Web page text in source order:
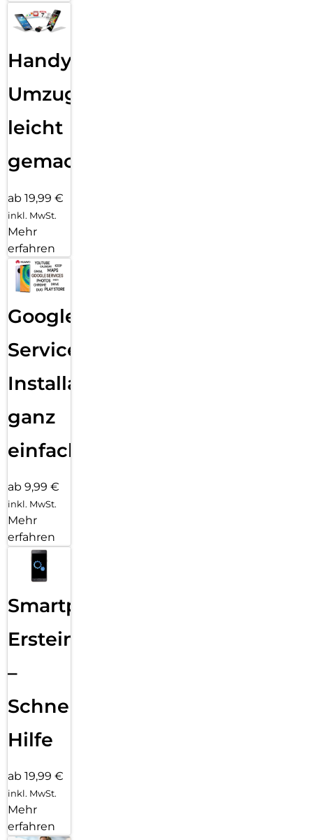
Handy
Umzug
leicht
gemacht!
ab 19,99 €
inkl. MwSt.
Mehr
erfahren
Google
Services
Installation
ganz
einfach
ab 9,99 €
inkl. MwSt.
Mehr
erfahren
Smartphone
Ersteinrichtung
–
Schnelle
Hilfe
ab 19,99 €
inkl. MwSt.
Mehr
erfahren